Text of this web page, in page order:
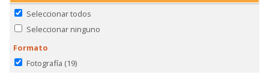
Seleccionar todos
Seleccionar ninguno
Formato
Fotografía (19)